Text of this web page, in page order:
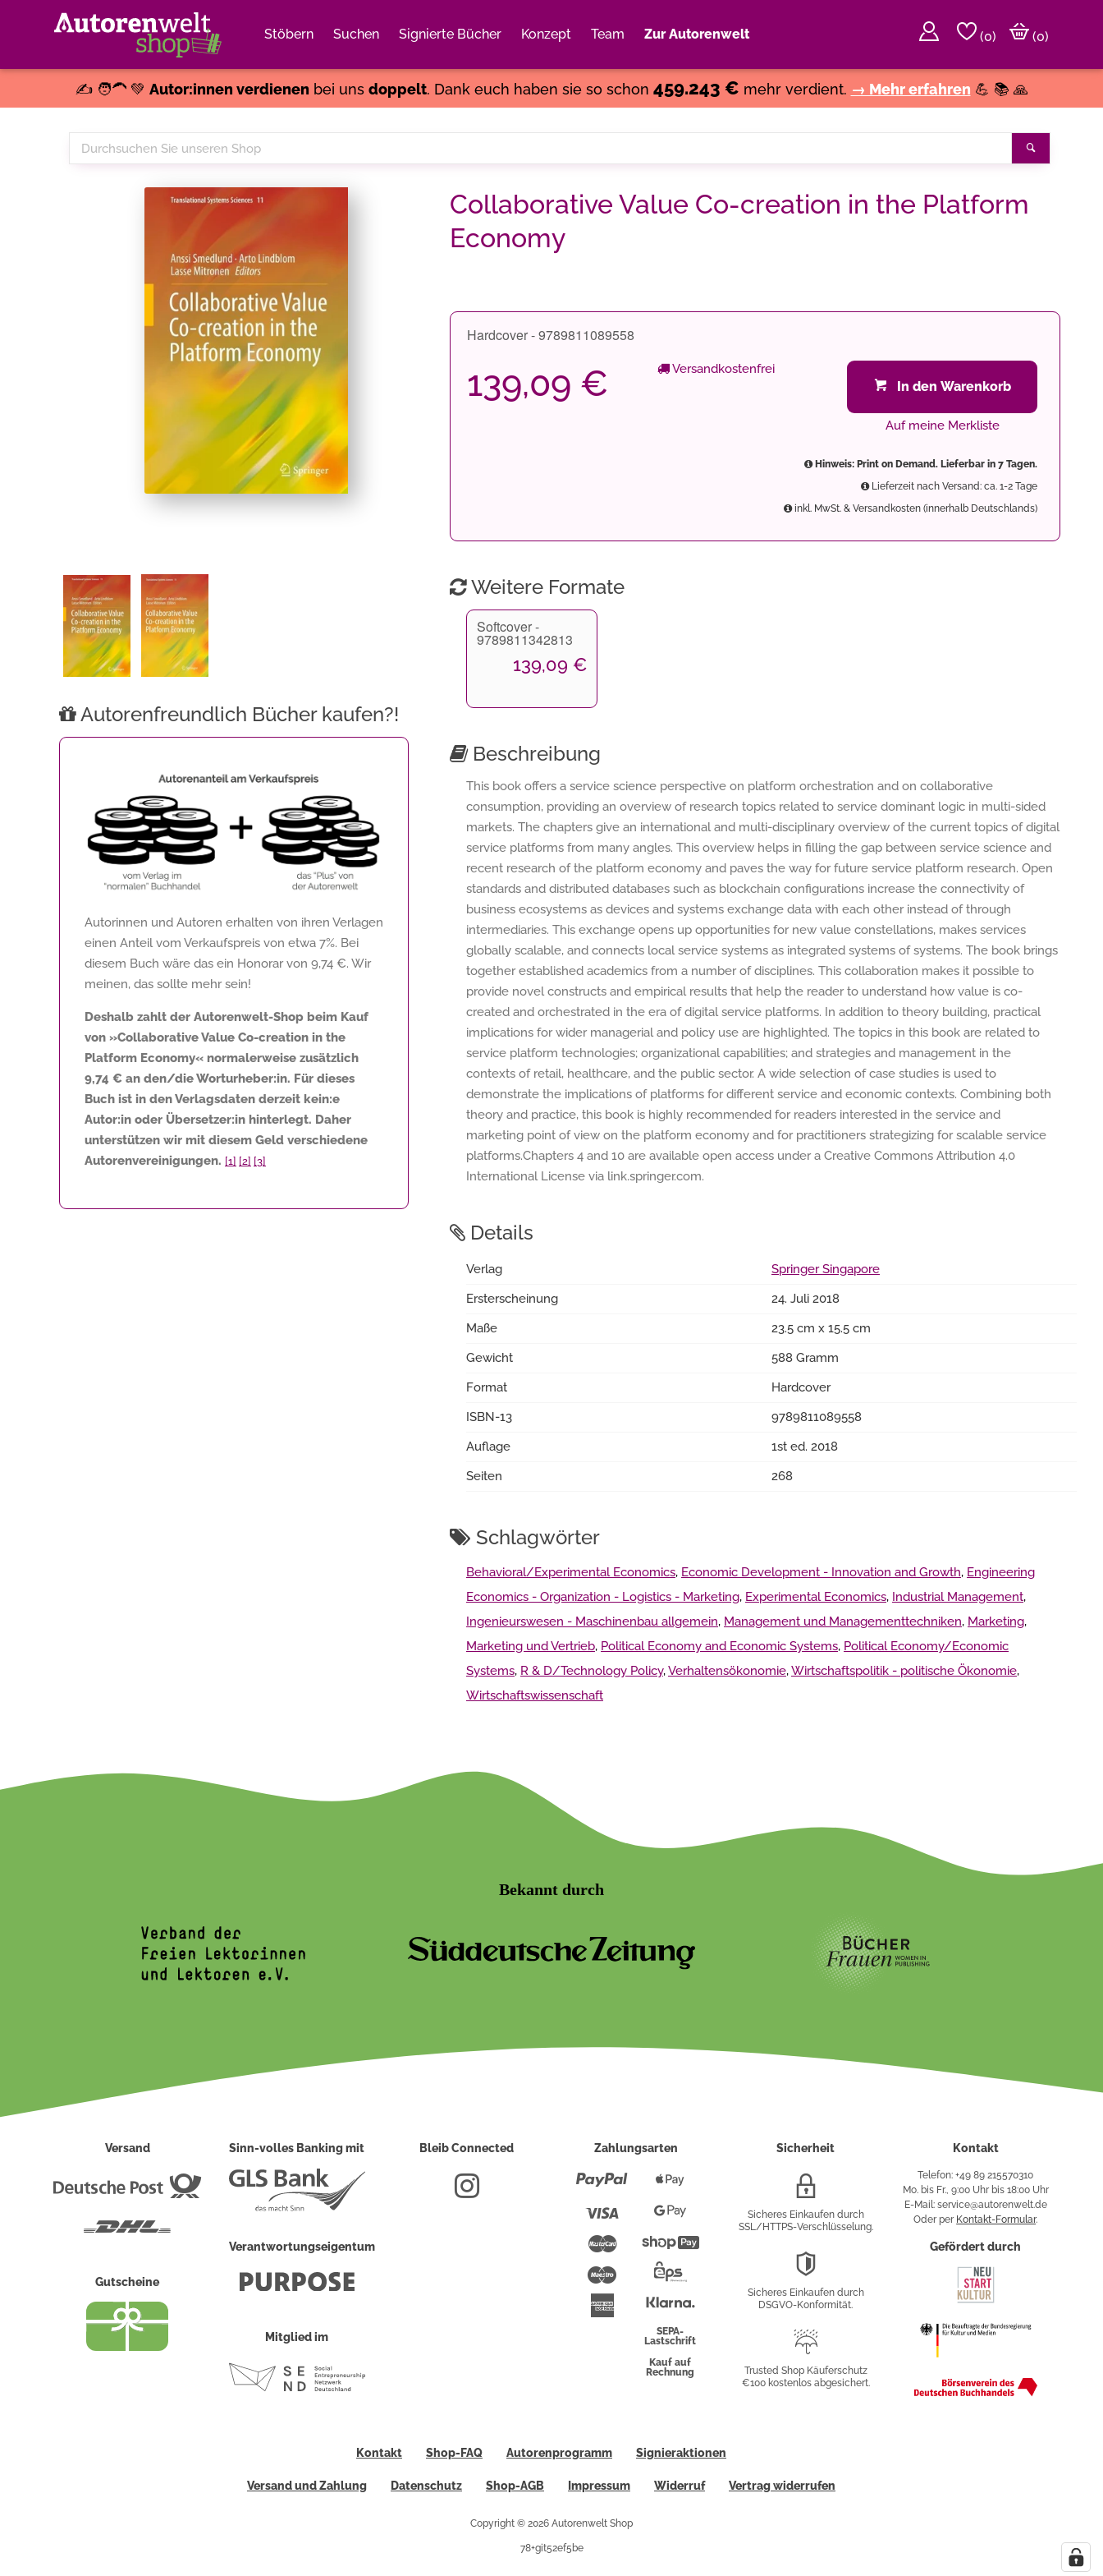
Stöbern Suchen Signierte Bücher Konzept Team Zur Autorenwelt (0)
(0)
✍️ 🧑‍🦱 💚 Autor:innen verdienenbei uns doppelt. Dank euch haben sie so schon 459.243 € mehr verdient. → Mehr erfahren 💪 📚 🙏
Durchsuchen
Sie
Collaborative Value Co-creation in the Platform
Economy
Hardcover - 9789811089558
139,09 € Versandkostenfrei
In den Warenkorb
Auf meine Merkliste
Hinweis: Print on Demand. Lieferbar in 7 Tagen.
Lieferzeit nach Versand: ca. 1-2 Tage
inkl. MwSt. & Versandkosten (innerhalb Deutschlands)
Autorenfreundlich Bücher kaufen?!
Autorinnen und Autoren erhalten von ihren Verlagen
einen Anteil vom Verkaufspreis von etwa 7%. Bei
diesem Buch wäre das ein Honorar von 9,74 €. Wir
meinen, das sollte mehr sein!
Deshalb zahlt der Autorenwelt-Shop beim Kauf
von »Collaborative Value Co-creation in the
Platform Economy« normalerweise zusätzlich
9,74 € an den/die Worturheber:in. Für dieses
Buch ist in den Verlagsdaten derzeit kein:e
Autor:in oder Übersetzer:in hinterlegt. Daher
unterstützen wir mit diesem Geld verschiedene
Autorenvereinigungen. [1] [2] [3]
Weitere Formate
Softcover -
9789811342813
139,09 €
Beschreibung
This book offers a service science perspective on platform orchestration and on collaborative
consumption, providing an overview of research topics related to service dominant logic in multi-sided
markets. The chapters give an international and multi-disciplinary overview of the current topics of digital
service platforms from many angles. This overview helps in filling the gap between service science and
recent research of the platform economy and paves the way for future service platform research. Open
standards and distributed databases such as blockchain configurations increase the connectivity of
business ecosystems as devices and systems exchange data with each other instead of through
intermediaries. This exchange opens up opportunities for new value constellations, makes services
globally scalable, and connects local service systems as integrated systems of systems. The book brings
together established academics from a number of disciplines. This collaboration makes it possible to
provide novel constructs and empirical results that help the reader to understand how value is co-
created and orchestrated in the era of digital service platforms. In addition to theory building, practical
implications for wider managerial and policy use are highlighted. The topics in this book are related to
service platform technologies; organizational capabilities; and strategies and management in the
contexts of retail, healthcare, and the public sector. A wide selection of case studies is used to
demonstrate the implications of platforms for different service and economic contexts. Combining both
theory and practice, this book is highly recommended for readers interested in the service and
marketing point of view on the platform economy and for practitioners strategizing for scalable service
platforms.Chapters 4 and 10 are available open access under a Creative Commons Attribution 4.0
International License via link.springer.com.
Details
Verlag
Springer Singapore
Ersterscheinung
24. Juli 2018
Maße
23.5 cm x 15.5 cm
Gewicht
588 Gramm
Format
Hardcover
ISBN-13
9789811089558
Auflage
1st ed. 2018
Seiten
268
Schlagwörter
Behavioral/Experimental Economics, Economic Development - Innovation and Growth, Engineering
Economics - Organization - Logistics - Marketing, Experimental Economics, Industrial Management,
Ingenieurswesen - Maschinenbau allgemein, Management und Managementtechniken, Marketing,
Marketing und Vertrieb, Political Economy and Economic Systems, Political Economy/Economic
Systems, R & D/Technology Policy,Verhaltensökonomie,Wirtschaftspolitik - politische Ökonomie,
Wirtschaftswissenschaft
Bekannt durch
Versand
Deutsche
Gutscheine
Sinn-volles Banking mit
Verantwortungseigentum
Mitglied im
Bleib Connected Zahlungsarten
Paypal
Mastercard
Maestro
American
Express
Pay
PayShopify
Überweisung
SEPA-
Lastschrift
Kauf auf
Rechnung
Sicherheit
Verschlüsselung
Sicheres Einkaufen durch
SSL/HTTPS-Verschlüsselung.
Sicheres Einkaufen durch
DSGVO-Konformität.
Käuferschutz
Trusted Shop Käuferschutz
€100 kostenlos abgesichert.
Kontakt
Telefon: +49 89 215570310
Mo. bis Fr., 9:00 Uhr bis 18:00 Uhr
E-Mail: service@autorenwelt.de
Oder per Kontakt-Formular.
Gefördert durch
Kontakt Shop-FAQ Autorenprogramm Signieraktionen
Versand und Zahlung Datenschutz Shop-AGB Impressum Widerruf Vertrag widerrufen
Copyright © 2026 Autorenwelt Shop
78+git52ef5be